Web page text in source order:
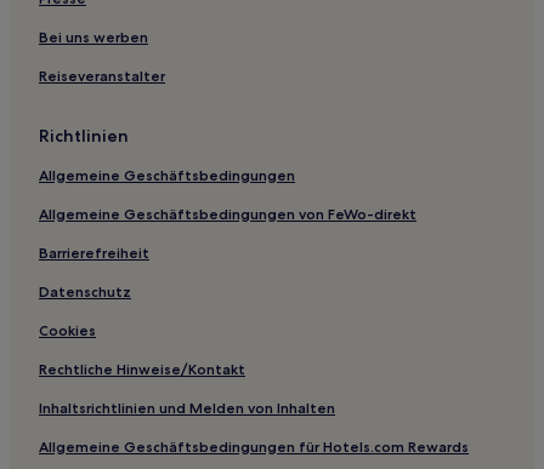
Cypress Cove: Hotels
Hotels nahe IMAG History & Science Center
Hotels nahe Gulf Coast Town Center
Miromar Lakes: Hotels
Hotels nahe Lakes Regional Park
Hotels nahe Naples Marina and Excursions
Hotels nahe Fort Myers Shopping Center
Diplomat: Hotels
Hotels nahe Gulf Coast Medical Center
Hotels nahe Edison and Ford Winter Estates
Sanibel Harbours: Hotels
Bei uns werben
Reiseveranstalter
Richtlinien
Allgemeine Geschäftsbedingungen
Allgemeine Geschäftsbedingungen von FeWo-direkt
Barrierefreiheit
Datenschutz
Cookies
Rechtliche Hinweise/Kontakt
Inhaltsrichtlinien und Melden von Inhalten
Allgemeine Geschäftsbedingungen für Hotels.com Rewards